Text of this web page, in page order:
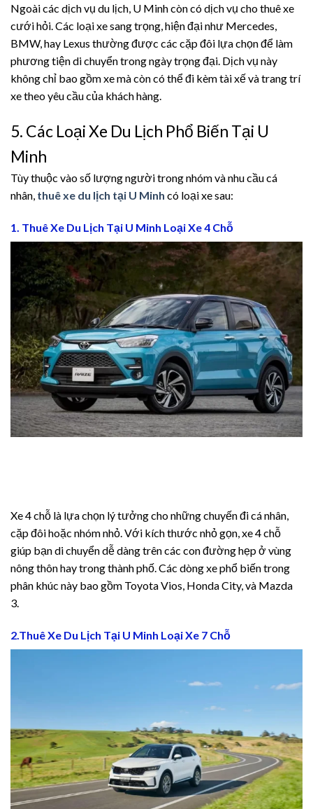
al
Pro
Review
Ultra
giriş
Ngoài các dịch vụ du lịch, U Minh còn có dịch vụ cho thuê xe
cưới hỏi. Các loại xe sang trọng, hiện đại như Mercedes,
BMW, hay Lexus thường được các cặp đôi lựa chọn để làm
phương tiện di chuyển trong ngày trọng đại. Dịch vụ này
không chỉ bao gồm xe mà còn có thể đi kèm tài xế và trang trí
xe theo yêu cầu của khách hàng.
5. Các Loại Xe Du Lịch Phổ Biến Tại U
Minh
Tùy thuộc vào số lượng người trong nhóm và nhu cầu cá
nhân, thuê xe du lịch tại U Minh có loại xe sau:
1. Thuê Xe Du Lịch Tại U Minh Loại Xe 4 Chỗ
Xe 4 chỗ là lựa chọn lý tưởng cho những chuyến đi cá nhân,
cặp đôi hoặc nhóm nhỏ. Với kích thước nhỏ gọn, xe 4 chỗ
giúp bạn di chuyển dễ dàng trên các con đường hẹp ở vùng
nông thôn hay trong thành phố. Các dòng xe phổ biến trong
phân khúc này bao gồm Toyota Vios, Honda City, và Mazda
3.
2.Thuê Xe Du Lịch Tại U Minh Loại Xe 7 Chỗ